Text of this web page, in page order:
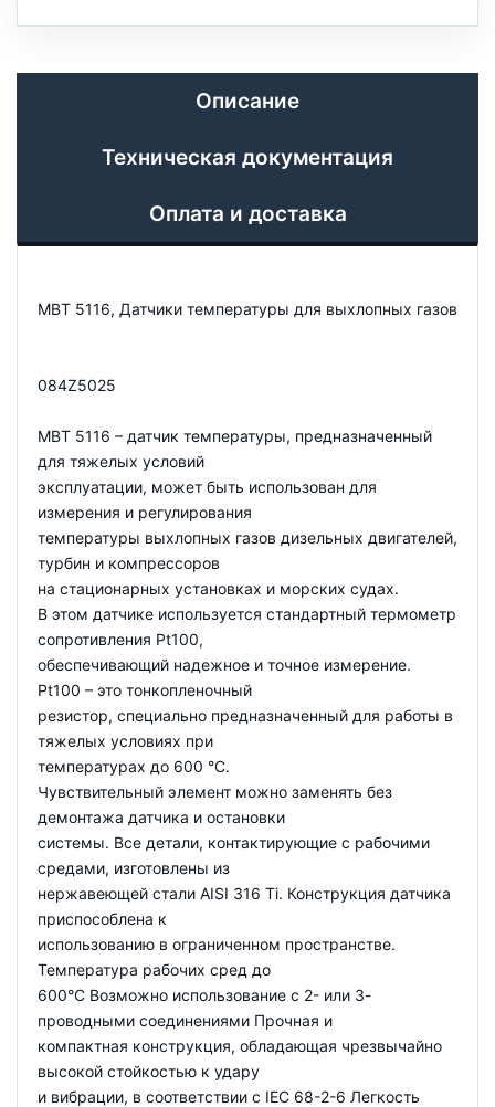
Описание
Техническая документация
Оплата и доставка
MBT 5116, Датчики температуры для выхлопных газов
084Z5025
MBT 5116 – датчик температуры, предназначенный
для тяжелых условий
эксплуатации, может быть использован для
измерения и регулирования
температуры выхлопных газов дизельных двигателей,
турбин и компрессоров
на стационарных установках и морских судах.
В этом датчике используется стандартный термометр
сопротивления Pt100,
обеспечивающий надежное и точное измерение.
Pt100 – это тонкопленочный
резистор, специально предназначенный для работы в
тяжелых условиях при
температурах до 600 °C.
Чувствительный элемент можно заменять без
демонтажа датчика и остановки
системы. Все детали, контактирующие с рабочими
средами, изготовлены из
нержавеющей стали AISI 316 Ti. Конструкция датчика
приспособлена к
использованию в ограниченном пространстве.
Температура рабочих сред до
600°C Возможно использование с 2- или 3-
проводными соединениями Прочная и
компактная конструкция, обладающая чрезвычайно
высокой стойкостью к удару
и вибрации, в соответствии с IEC 68-2-6 Легкость